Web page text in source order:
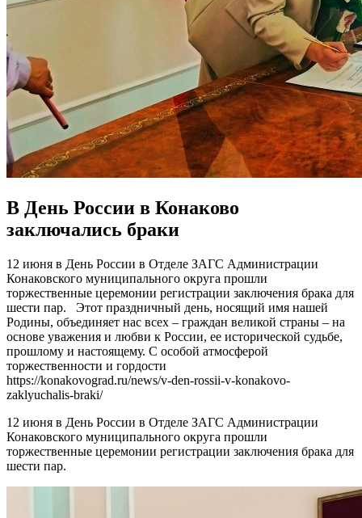
В День России в Конаково
заключались браки
12 июня в День России в Отделе ЗАГС Администрации
Конаковского муниципального округа прошли
торжественные церемонии регистрации заключения брака для
шести пар. Этот праздничный день, носящий имя нашей
Родины, объединяет нас всех – граждан великой страны – на
основе уважения и любви к России, ее исторической судьбе,
прошлому и настоящему. С особой атмосферой
торжественности и гордости
https://konakovograd.ru/news/v-den-rossii-v-konakovo-
zaklyuchalis-braki/
12 июня в День России в Отделе ЗАГС Администрации
Конаковского муниципального округа прошли
торжественные церемонии регистрации заключения брака для
шести пар.